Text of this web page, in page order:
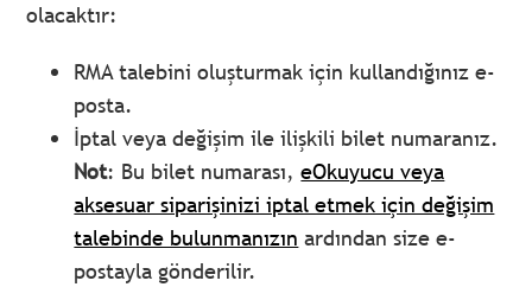
olacaktır:
RMA talebini oluşturmak için kullandığınız e-
posta.
İptal veya değişim ile ilişkili bilet numaranız.
Not: Bu bilet numarası,eOkuyucu veya
aksesuar siparişinizi iptal etmek için değişim
talebinde bulunmanızın ardından size e-
postayla gönderilir.